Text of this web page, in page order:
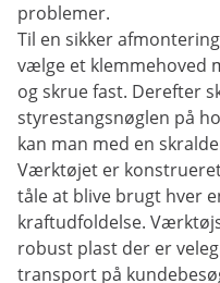
problemer.
Til en sikker
vælge et klemmehoved
og skrue fast. Derefter
styrestangsnøglen på
kan man med en
Værktøjet er
tåle at blive brugt hver
kraftudfoldelse.
robust plast der er
transport på